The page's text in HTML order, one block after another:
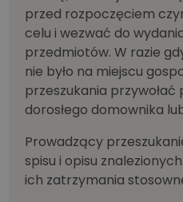
przed rozpoczęciem
celu i wezwać do
przedmiotów. W razie
nie było na miejscu
przeszukania
dorosłego domownika
Prowadzący
spisu i opisu
ich zatrzymania